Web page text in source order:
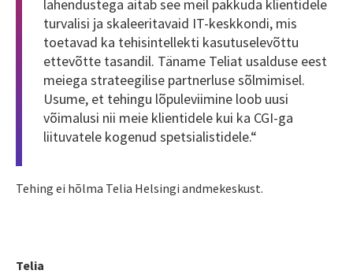
lahendustega aitab see meil pakkuda klientidele
turvalisi ja skaleeritavaid IT-keskkondi, mis
toetavad ka tehisintellekti kasutuselevõttu
ettevõtte tasandil. Täname Teliat usalduse eest
meiega strateegilise partnerluse sõlmimisel.
Usume, et tehingu lõpuleviimine loob uusi
võimalusi nii meie klientidele kui ka CGI-ga
liituvatele kogenud spetsialistidele.“
Tehing ei hõlma Telia Helsingi andmekeskust.
Telia